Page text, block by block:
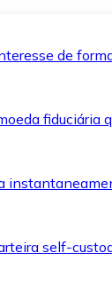
de
fiduciária
self-